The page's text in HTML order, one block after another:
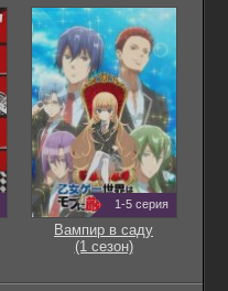
1-5 серия
Вампир в саду
(1 сезон)